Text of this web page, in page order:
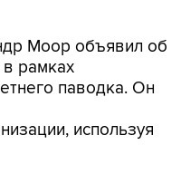
Моор объявил об
рамках
паводка. Он
используя